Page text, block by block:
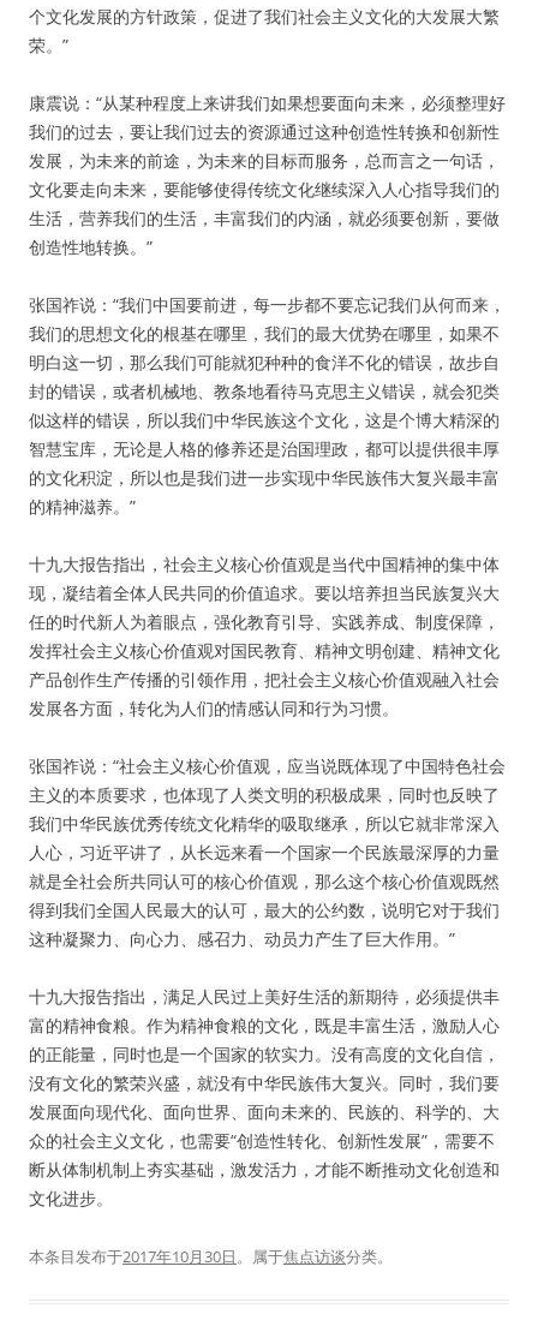
个文化发展的方针政策，促进了我们社会主义文化的大发展大繁
荣。”
康震说：“从某种程度上来讲我们如果想要面向未来，必须整理好
我们的过去，要让我们过去的资源通过这种创造性转换和创新性
发展，为未来的前途，为未来的目标而服务，总而言之一句话，
文化要走向未来，要能够使得传统文化继续深入人心指导我们的
生活，营养我们的生活，丰富我们的内涵，就必须要创新，要做
创造性地转换。”
张国祚说：“我们中国要前进，每一步都不要忘记我们从何而来，
我们的思想文化的根基在哪里，我们的最大优势在哪里，如果不
明白这一切，那么我们可能就犯种种的食洋不化的错误，故步自
封的错误，或者机械地、教条地看待马克思主义错误，就会犯类
似这样的错误，所以我们中华民族这个文化，这是个博大精深的
智慧宝库，无论是人格的修养还是治国理政，都可以提供很丰厚
的文化积淀，所以也是我们进一步实现中华民族伟大复兴最丰富
的精神滋养。”
十九大报告指出，社会主义核心价值观是当代中国精神的集中体
现，凝结着全体人民共同的价值追求。要以培养担当民族复兴大
任的时代新人为着眼点，强化教育引导、实践养成、制度保障，
发挥社会主义核心价值观对国民教育、精神文明创建、精神文化
产品创作生产传播的引领作用，把社会主义核心价值观融入社会
发展各方面，转化为人们的情感认同和行为习惯。
张国祚说：“社会主义核心价值观，应当说既体现了中国特色社会
主义的本质要求，也体现了人类文明的积极成果，同时也反映了
我们中华民族优秀传统文化精华的吸取继承，所以它就非常深入
人心，习近平讲了，从长远来看一个国家一个民族最深厚的力量
就是全社会所共同认可的核心价值观，那么这个核心价值观既然
得到我们全国人民最大的认可，最大的公约数，说明它对于我们
这种凝聚力、向心力、感召力、动员力产生了巨大作用。”
十九大报告指出，满足人民过上美好生活的新期待，必须提供丰
富的精神食粮。作为精神食粮的文化，既是丰富生活，激励人心
的正能量，同时也是一个国家的软实力。没有高度的文化自信，
没有文化的繁荣兴盛，就没有中华民族伟大复兴。同时，我们要
发展面向现代化、面向世界、面向未来的、民族的、科学的、大
众的社会主义文化，也需要“创造性转化、创新性发展”，需要不
断从体制机制上夯实基础，激发活力，才能不断推动文化创造和
文化进步。
本条目发布于2017年10月30日。属于焦点访谈分类。